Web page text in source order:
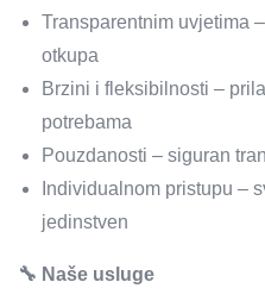
Transparentnim uvjetima
otkupa
Brzini i fleksibilnosti –
potrebama
Pouzdanosti – siguran
Individualnom pristupu –
jedinstven
🔧 Naše usluge